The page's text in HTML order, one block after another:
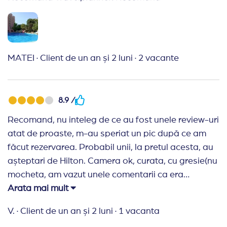
MATEI · Client de un an și 2 luni · 2 vacante
8.9 /
Recomand, nu inteleg de ce au fost unele review-uri
atat de proaste, m-au speriat un pic după ce am
făcut rezervarea. Probabil unii, la pretul acesta, au
așteptari de Hilton. Camera ok, curata, cu gresie(nu
mocheta, am vazut unele comentarii ca era
mocheta murdara), personalul ok, comunicare buna
Mancarea: buna, varietate mare, iar acel snack
Arata mai mult
V. · Client de un an și 2 luni · 1 vacanta